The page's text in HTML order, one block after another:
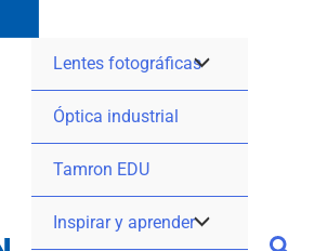
Lentes fotográficas
Óptica industrial
Tamron EDU
Inspirar y aprender